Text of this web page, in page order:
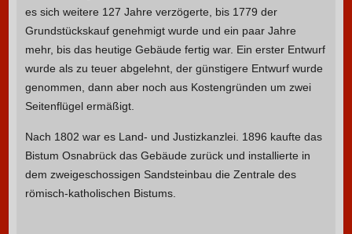
es sich weitere 127 Jahre verzögerte, bis 1779 der
Grundstückskauf genehmigt wurde und ein paar Jahre
mehr, bis das heutige Gebäude fertig war. Ein erster Entwurf
wurde als zu teuer abgelehnt, der günstigere Entwurf wurde
genommen, dann aber noch aus Kostengründen um zwei
Seitenflügel ermäßigt.
Nach 1802 war es Land- und Justizkanzlei. 1896 kaufte das
Bistum Osnabrück das Gebäude zurück und installierte in
dem zweigeschossigen Sandsteinbau die Zentrale des
römisch-katholischen Bistums.